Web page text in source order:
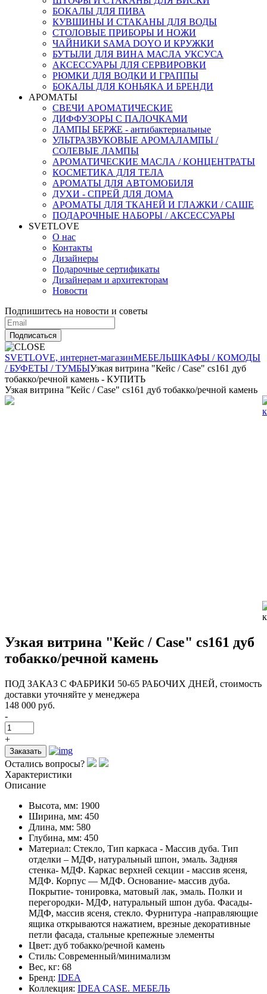
БОКАЛЫ ДЛЯ ПИВА
КУВШИНЫ И СТАКАНЫ ДЛЯ ВОДЫ
СТОЛОВЫЕ ПРИБОРЫ И НОЖИ
ЧАЙНИКИ SAMA DOYO И КРУЖКИ
БУТЫЛИ ДЛЯ ВИНА МАСЛА УКСУСА
АКСЕССУАРЫ ДЛЯ СЕРВИРОВКИ
РЮМКИ ДЛЯ ВОДКИ И ГРАППЫ
БОКАЛЫ ДЛЯ КОНЬЯКА И БРЕНДИ
АРОМАТЫ
СВЕЧИ АРОМАТИЧЕСКИЕ
ДИФФУЗОРЫ С ПАЛОЧКАМИ
ЛАМПЫ БЕРЖЕ - антибактериальные
УЛЬТРАЗВУКОВЫЕ АРОМАЛАМПЫ /
СОЛЕВЫЕ ЛАМПЫ
АРОМАТИЧЕСКИЕ МАСЛА / КОНЦЕНТРАТЫ
КОСМЕТИКА ДЛЯ ТЕЛА
АРОМАТЫ ДЛЯ АВТОМОБИЛЯ
ДУХИ - СПРЕЙ ДЛЯ ДОМА
АРОМАТЫ ДЛЯ ТКАНЕЙ И ГЛАЖКИ / САШЕ
ПОДАРОЧНЫЕ НАБОРЫ / АКСЕССУАРЫ
SVETLOVE
О нас
Контакты
Дизайнеры
Подарочные сертификаты
Дизайнерам и архитекторам
Новости
Подпишитесь на новости и советы
Подписаться
SVETLOVE, интернет-магазинМЕБЕЛЬШКАФЫ / КОМОДЫ
/ БУФЕТЫ / ТУМБЫУзкая витрина "Кейс / Case" cs161 дуб
тобакко/речной камень - КУПИТЬ
Узкая витрина "Кейс / Case" cs161 дуб тобакко/речной камень
Узкая витрина "Кейс / Case" cs161 дуб
тобакко/речной камень
ПОД ЗАКАЗ С ФАБРИКИ 50-65 РАБОЧИХ ДНЕЙ, стоимость
доставки уточняйте у менеджера
148 000 руб.
-
+
Заказать
Остались вопросы?
Характеристики
Описание
Высота, мм: 1900
Ширина, мм: 450
Длина, мм: 580
Глубина, мм: 450
Материал: Стекло, Тип каркаса - Массив дуба. Тип
отделки – МДФ, натуральный шпон, эмаль. Задняя
стенка- МДФ. Каркас верхней секции - массив ясеня,
МДФ. Корпус — МДФ. Основание- массив дуба.
Покрытие- тонировка, матовый лак, эмаль. Полки и
перегородки- МДФ, натуральный шпон дуба. Фасады-
МДФ, массив ясеня, стекло. Фурнитура -направляющие
ящика открываются нажатием, врезные декоративные
петли фасада, стальные крепежные элементы
Цвет: дуб тобакко/речной камень
Стиль: Современный/минимализм
Вес, кг: 68
Бренд: IDEA
Коллекция: IDEA CASE. МЕБЕЛЬ